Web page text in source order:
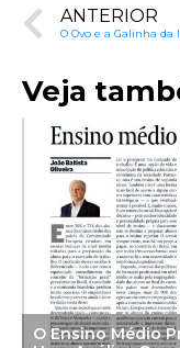
ANTERIOR
Veja
O Ensino Médio